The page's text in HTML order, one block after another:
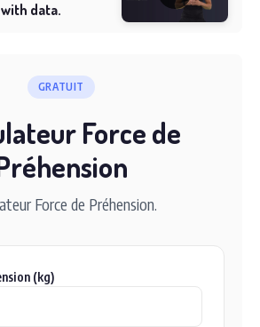
data.
GRATUIT
Force de
Force de Préhension.
(kg)